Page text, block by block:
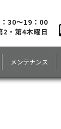
30～19：00
2・第4木曜日
メンテナンス